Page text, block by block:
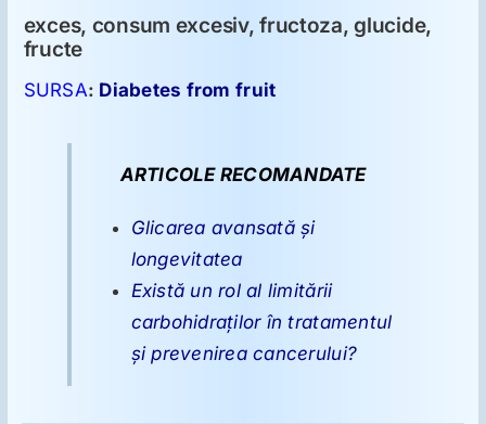
exces, consum excesiv, fructoza, glucide,
fructe
SURSA: Diabetes from fruit
ARTICOLE RECOMANDATE
Glicarea avansată şi
longevitatea
Există un rol al limitării
carbohidraţilor în tratamentul
şi prevenirea cancerului?